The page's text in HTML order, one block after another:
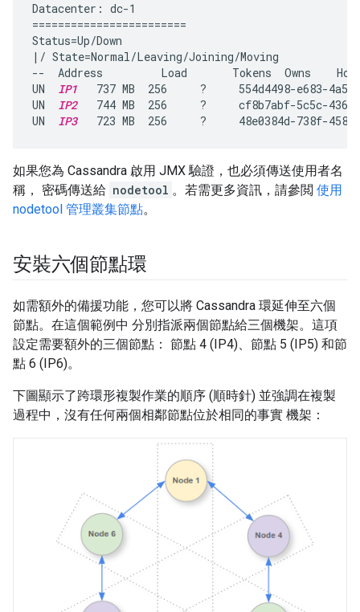
Datacenter: dc-1
========================
Status=Up/Down
|/ State=Normal/Leaving/Joining/Moving
--  Address         Load       Tokens  Owns
UN IP1
737 MB  256     ?     554d4498-e683-
UN IP2
744 MB  256     ?     cf8b7abf-5c5c-
UN IP3
723 MB  256     ?     48e0384d-738f-
如果您為 Cassandra 啟用 JMX 驗證，也必須傳送使用者名
稱， 密碼傳送給 nodetool 。若需更多資訊，請參閲 使用
nodetool 管理叢集節點。
安裝六個節點環
如需額外的備援功能，您可以將 Cassandra 環延伸至六個
節點。在這個範例中 分別指派兩個節點給三個機架。這項
設定需要額外的三個節點： 節點 4 (IP4)、節點 5 (IP5) 和節
點 6 (IP6)。
下圖顯示了跨環形複製作業的順序 (順時針) 並強調在複製
過程中，沒有任何兩個相鄰節點位於相同的事實 機架：